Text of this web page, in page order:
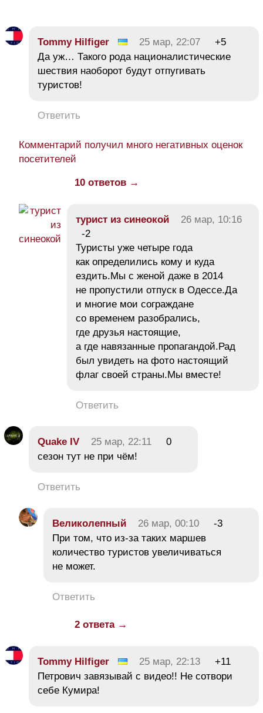
Tommy Hilfiger 25 мар, 22:07
+5
Да уж… Такого рода националистические
шествия наоборот будут отпугивать
туристов!
Ответить
Комментарий получил много негативных оценок
посетителей
10 ответов →
турист из синеокой
26 мар, 10:16
-2
Туристы уже четыре года
как определились кому и куда
ездить.Мы с женой даже в 2014
не пропустили отпуск в Одессе.Да
и многие мои сограждане
со временем разобрались,
где друзья настоящие,
а где навязанные пропагандой.Рад
был увидеть на фото настоящий
флаг своей страны.Мы вместе!
Ответить
Quake IV 25 мар, 22:11
0
сезон тут не при чём!
Ответить
Великолепный 26 мар, 00:10
-3
При том, что из-за таких маршев
количество туристов увеличиваться
не может.
Ответить
2 ответа →
Tommy Hilfiger 25 мар, 22:13
+11
Петрович завязывай с видео!! Не сотвори
себе Кумира!